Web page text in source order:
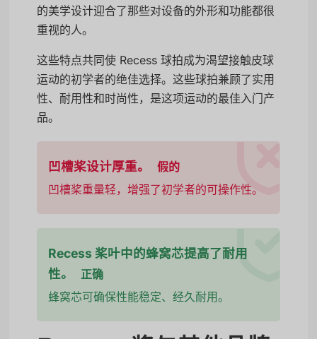
的美学设计迎合了那些对设备的外形和功能都很
重视的人。
这些特点共同使 Recess 球拍成为渴望接触皮球
运动的初学者的绝佳选择。这些球拍兼顾了实用
性、耐用性和时尚性，是这项运动的最佳入门产
品。
凹槽桨设计厚重。
假的
凹槽桨重量轻，增强了初学者的可操作性。
Recess 桨叶中的蜂窝芯提高了耐用
性。
正确
蜂窝芯可确保性能稳定、经久耐用。